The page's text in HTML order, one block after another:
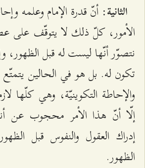
الثانية: أنّ قدرة الإمام وعلمه
الأمور، كلّ ذلك لا يتوقّف على
نتصوّر أنّها ليست له قبل
تكون له. بل هو في الحالين يتمتّع
والإحاطة التكوينيّة، وهي كلّها
إلّا أنّ هذا الأمر محجوب عن
إدراك العقول والنفوس قبل
الظهور.